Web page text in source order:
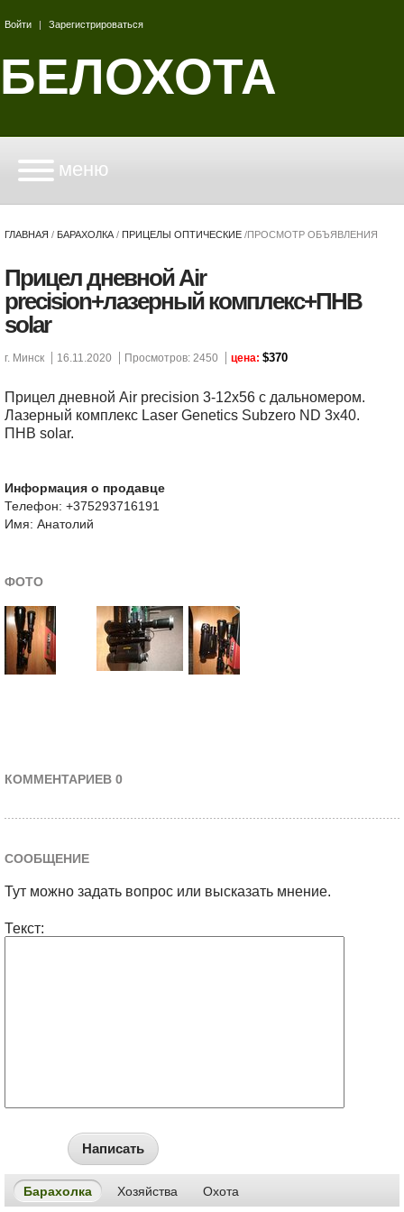
Войти | Зарегистрироваться
БЕЛОХОТА
меню
ГЛАВНАЯ / БАРАХОЛКА / ПРИЦЕЛЫ ОПТИЧЕСКИЕ /ПРОСМОТР ОБЪЯВЛЕНИЯ
Прицел дневной Air
precision+лазерный комплекс+ПНВ
solar
г. Минск 16.11.2020 Просмотров: 2450 цена: $370
Прицел дневной Air precision 3-12х56 с дальномером.
Лазерный комплекс Laser Genetics Subzero ND 3x40.
ПНВ solar.
Информация о продавце
Телефон: +375293716191
Имя: Анатолий
ФОТО
КОММЕНТАРИЕВ 0
СООБЩЕНИЕ
Тут можно задать вопрос или высказать мнение.
Текст:
Написать
Барахолка Хозяйства Охота